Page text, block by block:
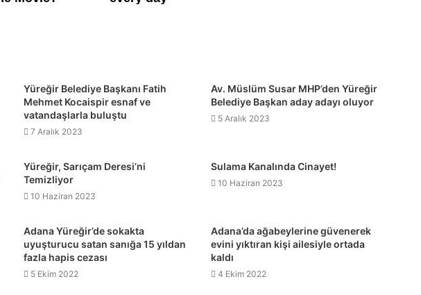
Yüreğir Belediye Başkanı Fatih
Mehmet Kocaispir esnaf ve
vatandaşlarla buluştu
7 Aralık 2023
Av. Müslüm Susar MHP’den Yüreğir
Belediye Başkan aday adayı oluyor
5 Aralık 2023
Yüreğir, Sarıçam Deresi’ni
Temizliyor
10 Haziran 2023
Sulama Kanalında Cinayet!
10 Haziran 2023
Adana Yüreğir’de sokakta
uyuşturucu satan sanığa 15 yıldan
fazla hapis cezası
5 Ekim 2022
Adana’da ağabeylerine güvenerek
evini yıktıran kişi ailesiyle ortada
kaldı
4 Ekim 2022